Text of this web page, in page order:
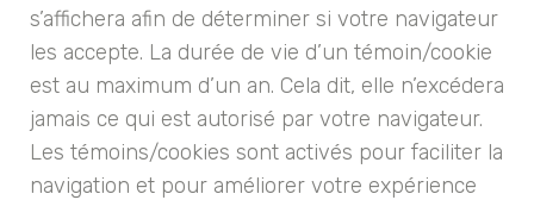
s’affichera afin de déterminer si votre navigateur
les accepte. La durée de vie d’un témoin/cookie
est au maximum d’un an. Cela dit, elle n’excédera
jamais ce qui est autorisé par votre navigateur.
Les témoins/cookies sont activés pour faciliter la
navigation et pour améliorer votre expérience